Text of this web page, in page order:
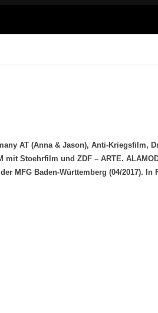
AT (Anna & Jason), Anti-Kriegsfilm,
mit Stoehrfilm und ZDF – ARTE.
MFG Baden-Württemberg (04/2017). In